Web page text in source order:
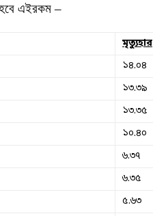
হবে এইরকম –
মৃত্যুহার
১৪.০৪
১৩.৩৯
১৩.৩৫
১০.৪০
৬.৩৭
৬.৩৫
৫.৬৩